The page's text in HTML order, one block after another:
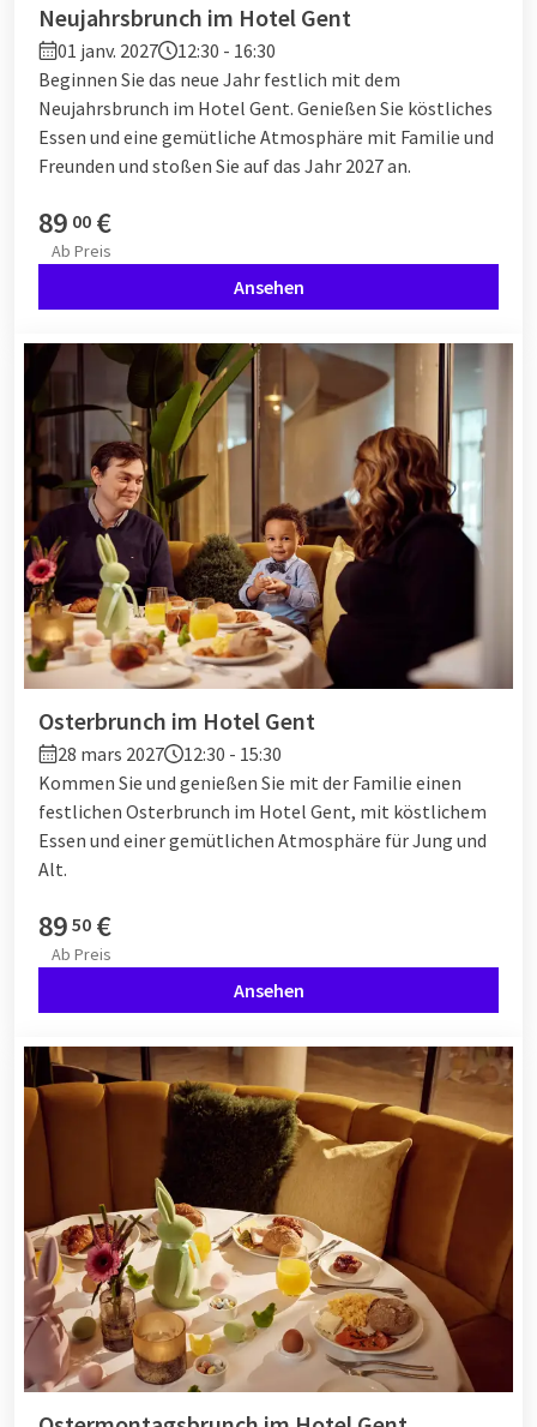
Neujahrsbrunch im Hotel Gent
01 janv. 2027
12:30 - 16:30
Beginnen Sie das neue Jahr festlich mit dem
Neujahrsbrunch im Hotel Gent. Genießen Sie köstliches
Essen und eine gemütliche Atmosphäre mit Familie und
Freunden und stoßen Sie auf das Jahr 2027 an.
89 00 €
Ab Preis
Ansehen
Osterbrunch im Hotel Gent
28 mars 2027
12:30 - 15:30
Kommen Sie und genießen Sie mit der Familie einen
festlichen Osterbrunch im Hotel Gent, mit köstlichem
Essen und einer gemütlichen Atmosphäre für Jung und
Alt.
89 50 €
Ab Preis
Ansehen